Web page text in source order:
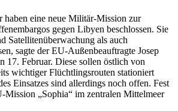
eine neue Militär-Mission zur
gegen Libyen beschlossen. Sie
Satellitenüberwachung als auch
sagte der EU-Außenbeauftragte Josep
17. Februar. Diese sollen östlich von
wichtiger Flüchtlingsrouten stationiert
Einsatzes sind allerdings noch offen. Fest
Mission „Sophia“ im zentralen Mittelmeer